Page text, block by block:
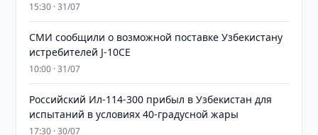
15:30 · 31/07
СМИ сообщили о возможной поставке Узбекистану
истребителей J-10CE
10:00 · 31/07
Российский Ил-114-300 прибыл в Узбекистан для
испытаний в условиях 40-градусной жары
17:30 · 30/07